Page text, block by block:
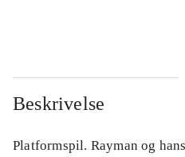
Beskrivelse
Platformspil. Rayman og